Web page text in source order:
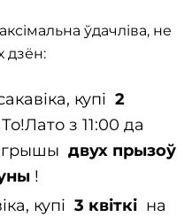
ўдачліва, не
дзён:
купі 2
з 11:00 да
двух прызоў
!
купі 3 квіткі на